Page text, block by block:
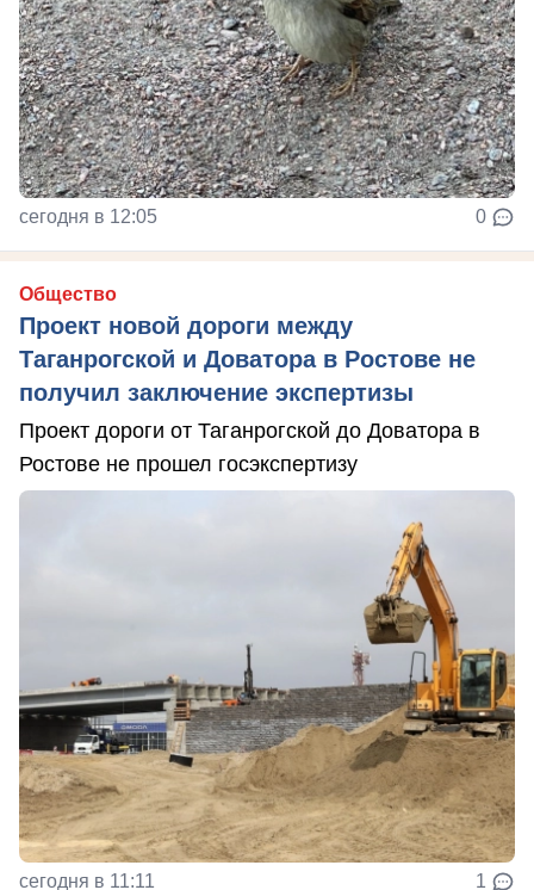
сегодня в 12:05 0
Общество
Проект новой дороги между
Таганрогской и Доватора в Ростове не
получил заключение экспертизы
Проект дороги от Таганрогской до Доватора в
Ростове не прошел госэкспертизу
сегодня в 11:11 1